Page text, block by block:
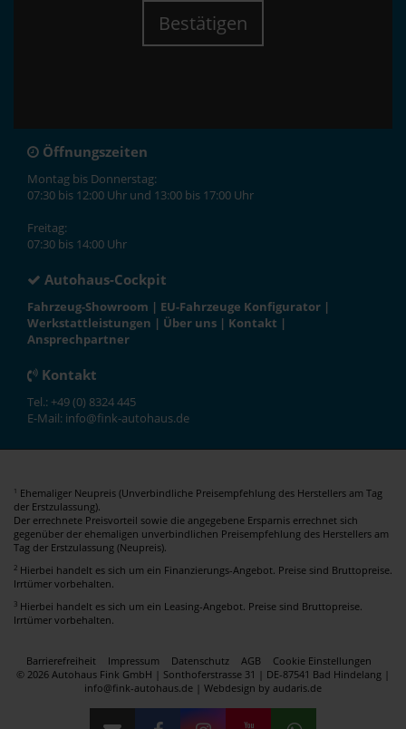
Bestätigen
Öffnungszeiten
Montag bis Donnerstag:
07:30 bis 12:00 Uhr und 13:00 bis 17:00 Uhr
Freitag:
07:30 bis 14:00 Uhr
Autohaus-Cockpit
Fahrzeug-Showroom | EU-Fahrzeuge Konfigurator |
Werkstattleistungen | Über uns | Kontakt |
Ansprechpartner
Kontakt
Tel.: +49 (0) 8324 445
E-Mail: info@fink-autohaus.de
1 Ehemaliger Neupreis (Unverbindliche Preisempfehlung des Herstellers am Tag
der Erstzulassung).
Der errechnete Preisvorteil sowie die angegebene Ersparnis errechnet sich
gegenüber der ehemaligen unverbindlichen Preisempfehlung des Herstellers am
Tag der Erstzulassung (Neupreis).
2 Hierbei handelt es sich um ein Finanzierungs-Angebot. Preise sind Bruttopreise.
Irrtümer vorbehalten.
3 Hierbei handelt es sich um ein Leasing-Angebot. Preise sind Bruttopreise.
Irrtümer vorbehalten.
Barrierefreiheit Impressum Datenschutz AGB
Cookie Einstellungen
© 2026 Autohaus Fink GmbH | Sonthoferstrasse 31 | DE-87541 Bad Hindelang |
info@fink-autohaus.de | Webdesign by audaris.de